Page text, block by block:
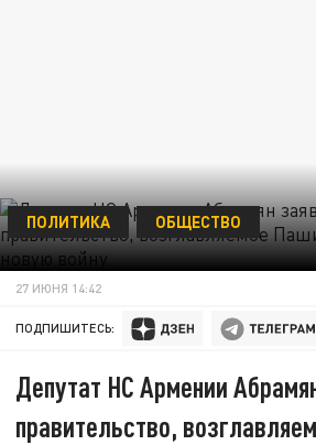
ПОЛИТИКА ОБЩЕСТВО
27 ИЮНЯ 14:42
ПОДПИШИТЕСЬ:
Депутат НС Армении
правительство,